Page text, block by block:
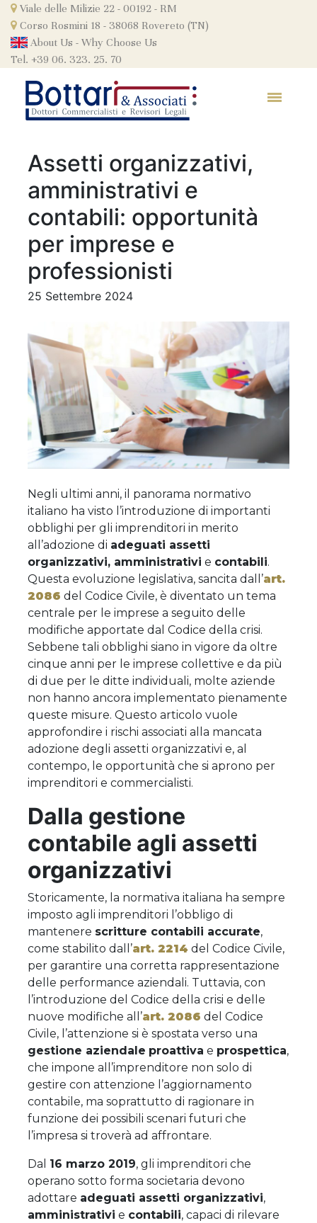
Skip
content
Viale delle Milizie 22 - 00192 - RM
Corso Rosmini 18 - 38068 Rovereto (TN)
About Us - Why Choose Us
Tel. +39 06. 323. 25. 70
Assetti organizzativi,
amministrativi e
contabili: opportunità
per imprese e
professionisti
25 Settembre 2024
Negli ultimi anni, il panorama normativo
italiano ha visto l’introduzione di importanti
obblighi per gli imprenditori in merito
all’adozione di adeguati assetti
organizzativi, amministrativi e contabili.
Questa evoluzione legislativa, sancita dall’art.
2086 del Codice Civile, è diventato un tema
centrale per le imprese a seguito delle
modifiche apportate dal Codice della crisi.
Sebbene tali obblighi siano in vigore da oltre
cinque anni per le imprese collettive e da più
di due per le ditte individuali, molte aziende
non hanno ancora implementato pienamente
queste misure. Questo articolo vuole
approfondire i rischi associati alla mancata
adozione degli assetti organizzativi e, al
contempo, le opportunità che si aprono per
imprenditori e commercialisti.
Dalla gestione
contabile agli assetti
organizzativi
Storicamente, la normativa italiana ha sempre
imposto agli imprenditori l’obbligo di
mantenere scritture contabili accurate,
come stabilito dall’art. 2214 del Codice Civile,
per garantire una corretta rappresentazione
delle performance aziendali. Tuttavia, con
l’introduzione del Codice della crisi e delle
nuove modifiche all’art. 2086 del Codice
Civile, l’attenzione si è spostata verso una
gestione aziendale proattiva e prospettica,
che impone all’imprenditore non solo di
gestire con attenzione l’aggiornamento
contabile, ma soprattutto di ragionare in
funzione dei possibili scenari futuri che
l’impresa si troverà ad affrontare.
Dal 16 marzo 2019, gli imprenditori che
operano sotto forma societaria devono
adottare adeguati assetti organizzativi,
amministrativi e contabili, capaci di rilevare